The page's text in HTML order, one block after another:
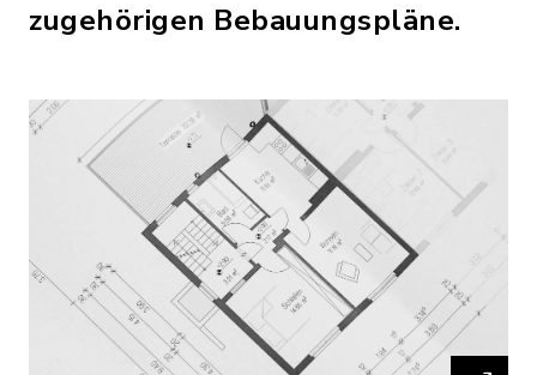
zugehörigen Bebauungspläne.